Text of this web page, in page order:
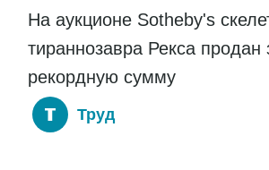
На аукционе Sotheby's
тираннозавра Рекса продан
рекордную сумму
Труд